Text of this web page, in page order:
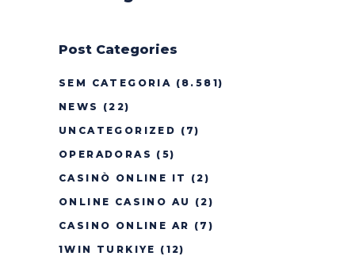
Post Categories
SEM CATEGORIA (8.581)
NEWS
(22)
UNCATEGORIZED (7)
OPERADORAS (5)
CASINÒ ONLINE IT
(2)
ONLINE CASINO AU
(2)
CASINO ONLINE AR (7)
1WIN TURKIYE (12)